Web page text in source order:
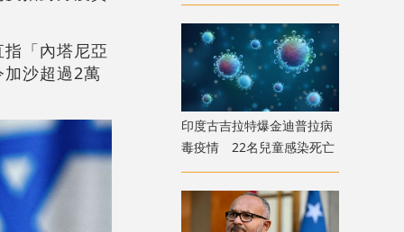
「內塔尼亞
沙超過2萬
印度古吉拉特爆金迪普拉病
毒疫情 22名兒童感染死亡